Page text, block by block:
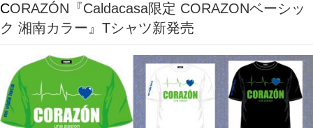
CORAZÓN『Caldacasa限定 CORAZONベーシッ
ク 湘南カラー』Tシャツ新発売